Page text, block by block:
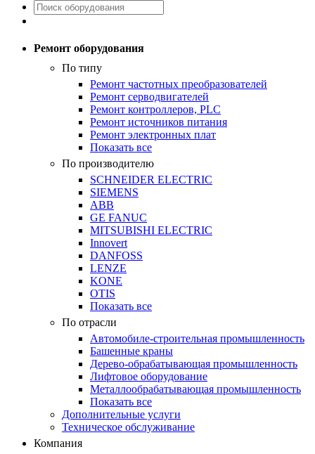
Ремонт оборудования
По типу
Ремонт частотных преобразователей
Ремонт серводвигателей
Ремонт контроллеров, PLC
Ремонт источников питания
Ремонт электронных плат
Показать все
По производителю
SCHNEIDER ELECTRIC
SIEMENS
ABB
GE FANUC
MITSUBISHI ELECTRIC
Innovert
DANFOSS
LENZE
KONE
OTIS
Показать все
По отрасли
Автомобиле-строительная промышленность
Башенные краны
Дерево-обрабатывающая промышленность
Лифтовое оборудование
Металлообрабатывающая промышленность
Показать все
Дополнительные услуги
Техническое обслуживание
Компания